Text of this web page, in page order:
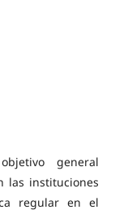
general
las instituciones
regular en el